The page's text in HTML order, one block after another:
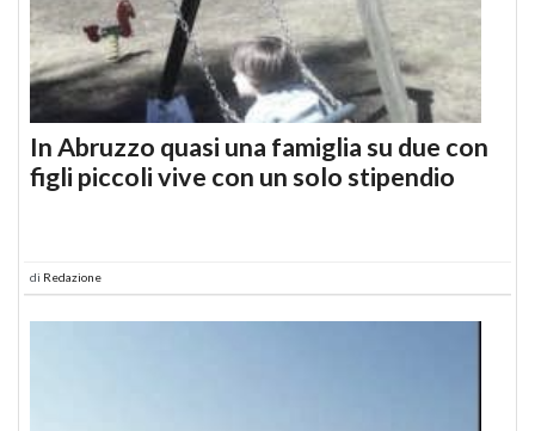
In Abruzzo quasi una famiglia su due con
figli piccoli vive con un solo stipendio
di Redazione